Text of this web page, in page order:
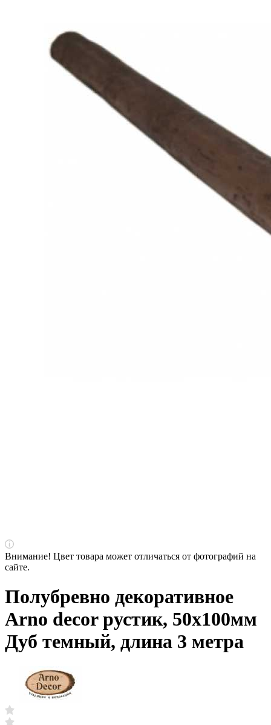
Внимание! Цвет товара может отличаться от фотографий на
сайте.
Полубревно декоративное
Arno decor рустик, 50х100мм
Дуб темный, длина 3 метра